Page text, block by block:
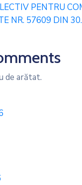
PENTRU
NR. 57609 DIN
de arătat.